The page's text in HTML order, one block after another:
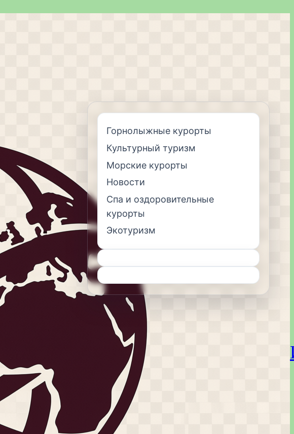
Горнолыжные курорты
Культурный туризм
Морские курорты
Новости
Спа и оздоровительные
курорты
Экотуризм